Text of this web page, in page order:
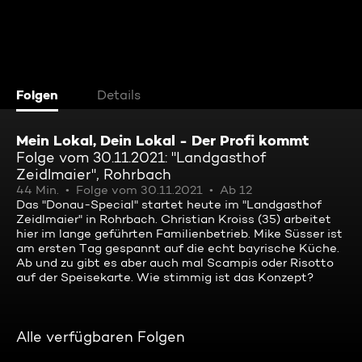
Folgen Details
Mein Lokal, Dein Lokal - Der Profi kommt
Folge vom 30.11.2021: "Landgasthof
Zeidlmaier", Rohrbach
44 Min. Folge vom 30.11.2021
Ab 12
Das "Donau-Special" startet heute im "Landgasthof
Zeidlmaier" in Rohrbach. Christian Kroiss (35) arbeitet
hier im lange geführten Familienbetrieb. Mike Süsser ist
am ersten Tag gespannt auf die echt bayrische Küche.
Ab und zu gibt es aber auch mal Scampis oder Risotto
auf der Speisekarte. Wie stimmig ist das Konzept?
Alle verfügbaren Folgen